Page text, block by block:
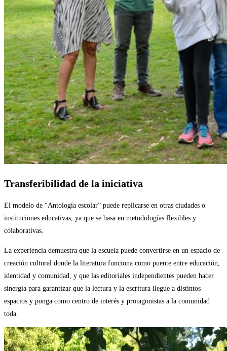
Transferibilidad de la iniciativa
El modelo de “Antología escolar” puede replicarse en otras ciudades o
instituciones educativas, ya que se basa en metodologías flexibles y
colaborativas.
La experiencia demuestra que la escuela puede convertirse en un espacio de
creación cultural donde la literatura funciona como puente entre educación,
identidad y comunidad, y que las editoriales independientes pueden hacer
sinergia para garantizar que la lectura y la escritura llegue a distintos
espacios y ponga como centro de interés y protagonistas a la comunidad
toda.